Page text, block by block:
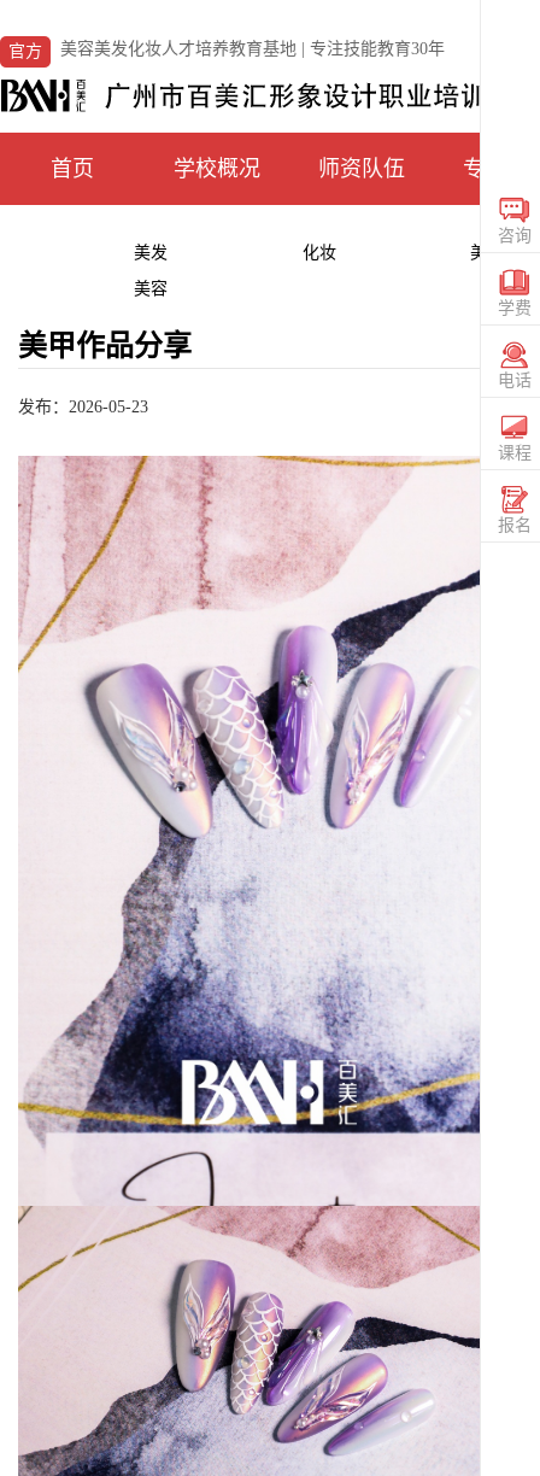
咨询
在线
学费
咨询
电话
020-
课程
查看
课程
SIGN
报名
官方 美容美发化妆人才培养教育基地 | 专注技能教育30年
首页 学校概况 师资队伍 专业课
美发 化妆
美甲
美容
美甲作品分享
发布：2026-05-23